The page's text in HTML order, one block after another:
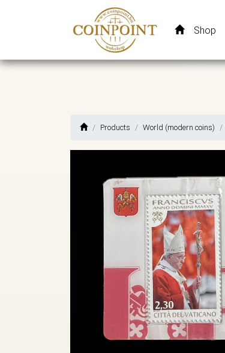
Shop
Products World (modern coins)